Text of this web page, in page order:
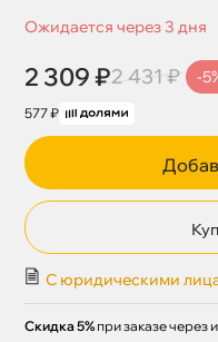
Ожидается через 3 дня
2 309 ₽2 431 ₽ -
577 ₽
С юридическими
Скидка 5% при заказе через